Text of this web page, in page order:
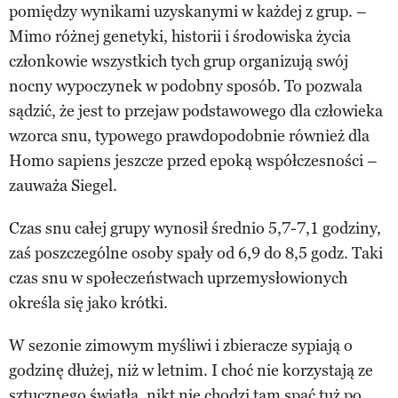
pomiędzy wynikami uzyskanymi w każdej z grup. –
Mimo różnej genetyki, historii i środowiska życia
członkowie wszystkich tych grup organizują swój
nocny wypoczynek w podobny sposób. To pozwala
sądzić, że jest to przejaw podstawowego dla człowieka
wzorca snu, typowego prawdopodobnie również dla
Homo sapiens jeszcze przed epoką współczesności –
zauważa Siegel.
Czas snu całej grupy wynosił średnio 5,7-7,1 godziny,
zaś poszczególne osoby spały od 6,9 do 8,5 godz. Taki
czas snu w społeczeństwach uprzemysłowionych
określa się jako krótki.
W sezonie zimowym myśliwi i zbieracze sypiają o
godzinę dłużej, niż w letnim. I choć nie korzystają ze